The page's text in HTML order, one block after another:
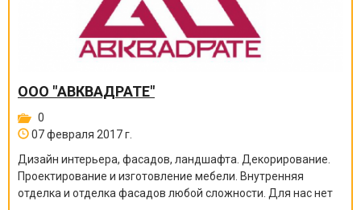
ООО "АВКВАДРАТЕ"
0
07 февраля 2017 г.
Дизайн интерьера, фасадов, ландшафта. Декорирование.
Проектирование и изготовление мебели. Внутренняя
отделка и отделка фасадов любой сложности. Для нас нет